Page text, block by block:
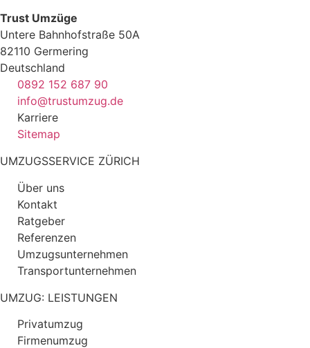
Trust Umzüge
Untere Bahnhofstraße 50A
82110 Germering
Deutschland
0892 152 687 90
info@trustumzug.de
Karriere
Sitemap
UMZUGSSERVICE ZÜRICH
Über uns
Kontakt
Ratgeber
Referenzen
Umzugsunternehmen
Transportunternehmen
UMZUG: LEISTUNGEN
Privatumzug
Firmenumzug